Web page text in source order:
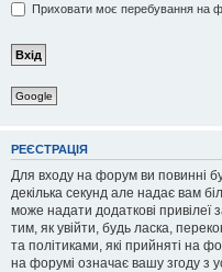
Приховати моє перебування на
Google
РЕЄСТРАЦІЯ
Для входу на форум ви повинні
декілька секунд але надає вам
може надати додаткові
тим, як увійти, будь ласка,
та політиками, які прийняті на
на форумі означає вашу згоду з